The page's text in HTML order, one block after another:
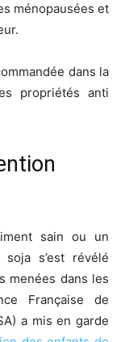
ménopausées et
dans la
propriétés anti
sain ou un
s’est révélé
menées dans les
Française de
a mis en garde